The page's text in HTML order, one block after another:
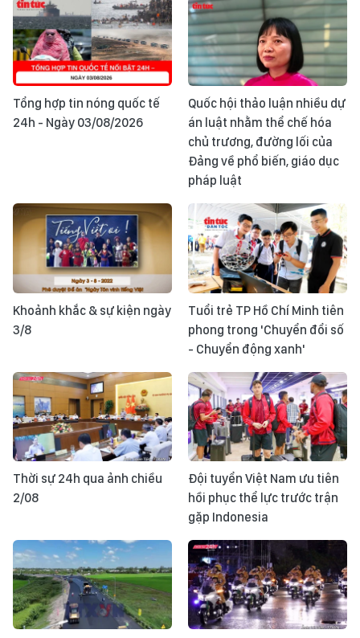
Tổng hợp tin nóng quốc tế
24h - Ngày 03/08/2026
Quốc hội thảo luận nhiều dự
án luật nhằm thể chế hóa
chủ trương, đường lối của
Đảng về phổ biến, giáo dục
pháp luật
Khoảnh khắc & sự kiện ngày
3/8
Tuổi trẻ TP Hồ Chí Minh tiên
phong trong 'Chuyển đổi số
- Chuyển động xanh'
Thời sự 24h qua ảnh chiều
2/08
Đội tuyển Việt Nam ưu tiên
hồi phục thể lực trước trận
gặp Indonesia